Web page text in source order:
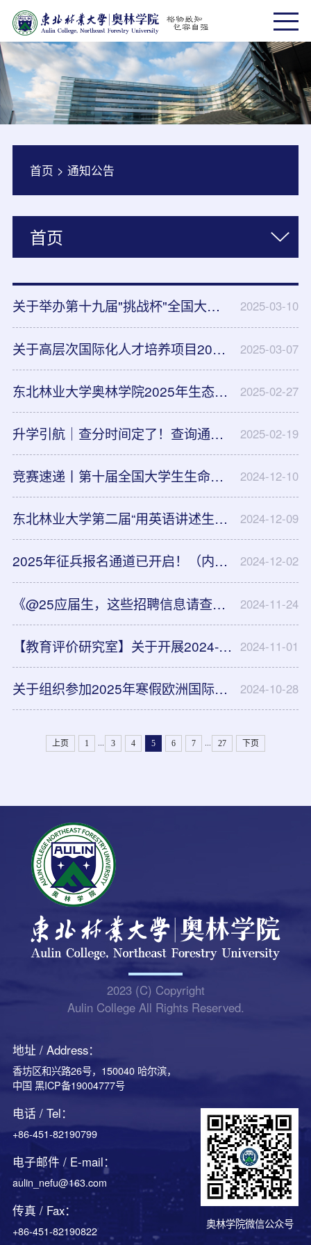
首页 >通知公告
首页
2025-03-10
关于举办第十九届"挑战杯"全国大学生课外学术科技作品竞赛奥林院赛选拔通知
2025-03-07
关于高层次国际化人才培养项目2025年春季学期基地班学生选拔的通知
2025-02-27
东北林业大学奥林学院2025年生态学硕士研究生自主招生简章
2025-02-19
升学引航｜查分时间定了！查询通道先收藏
2024-12-10
竞赛速递丨第十届全国大学生生命科学竞赛等你来
2024-12-09
东北林业大学第二届“用英语讲述生态文明故事”火爆来袭
2024-12-02
2025年征兵报名通道已开启！（内附黑龙江省参军入伍应征指南）
2024-11-24
《@25应届生，这些招聘信息请查收！》（第十期）
2024-11-01
【教育评价研究室】关于开展2024-2025学年第一学期教师课堂教学质量综合评价——学生评价的通知
2024-10-28
关于组织参加2025年寒假欧洲国际组织实习项目的通知
上页 1 ... 3 4 5 6 7 ... 27 下页
2023 (C) Copyright
Aulin College All Rights Reserved.
奥林学院微信公众号
地址 / Address：
香坊区和兴路26号，150040 哈尔滨，
中国 黑ICP备19004777号
电话 / Tel：
+86-451-82190799
电子邮件 / E-mail：
aulin_nefu@163.com
传真 / Fax：
+86-451-82190822